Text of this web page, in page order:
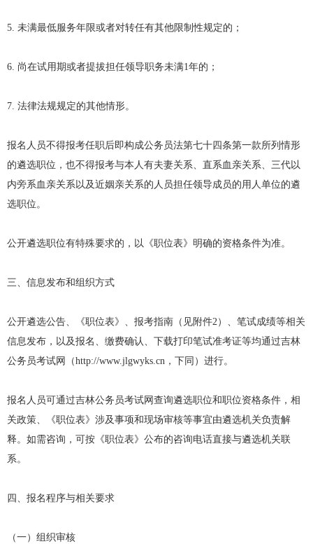
5. 未满最低服务年限或者对转任有其他限制性规定的；
6. 尚在试用期或者提拔担任领导职务未满1年的；
7. 法律法规规定的其他情形。
报名人员不得报考任职后即构成公务员法第七十四条第一款所列情形
的遴选职位，也不得报考与本人有夫妻关系、直系血亲关系、三代以
内旁系血亲关系以及近姻亲关系的人员担任领导成员的用人单位的遴
选职位。
公开遴选职位有特殊要求的，以《职位表》明确的资格条件为准。
三、信息发布和组织方式
公开遴选公告、《职位表》、报考指南（见附件2）、笔试成绩等相关
信息发布，以及报名、缴费确认、下载打印笔试准考证等均通过吉林
公务员考试网（http://www.jlgwyks.cn，下同）进行。
报名人员可通过吉林公务员考试网查询遴选职位和职位资格条件，相
关政策、《职位表》涉及事项和现场审核等事宜由遴选机关负责解
释。如需咨询，可按《职位表》公布的咨询电话直接与遴选机关联
系。
四、报名程序与相关要求
（一）组织审核